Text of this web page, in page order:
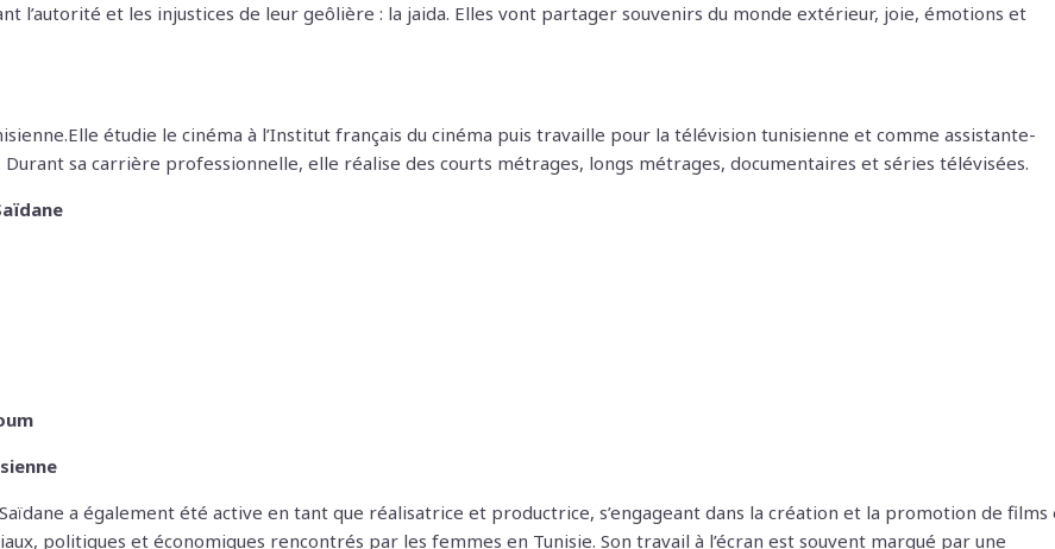
l’autorité et les injustices de leur geôlière : la jaida. Elles vont partager souvenirs du monde extérieur, joie, émotions et
étudie le cinéma à l’Institut français du cinéma puis travaille pour la télévision tunisienne et comme assistante-
sa carrière professionnelle, elle réalise des courts métrages, longs métrages, documentaires et séries télévisées.
a également été active en tant que réalisatrice et productrice, s’engageant dans la création et la promotion de films
politiques et économiques rencontrés par les femmes en Tunisie. Son travail à l’écran est souvent marqué par une